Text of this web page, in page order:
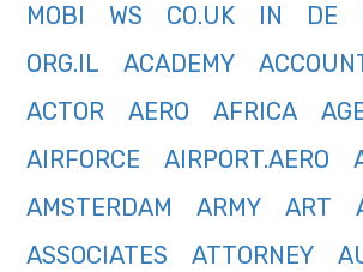
MOBI
WS CO.UK IN DE
ORG.IL
ACADEMY
ACTOR
AERO AFRICA
AIRFORCE
AIRPORT.AERO
AMSTERDAM
ARMY ART
ASSOCIATES
ATTORNEY